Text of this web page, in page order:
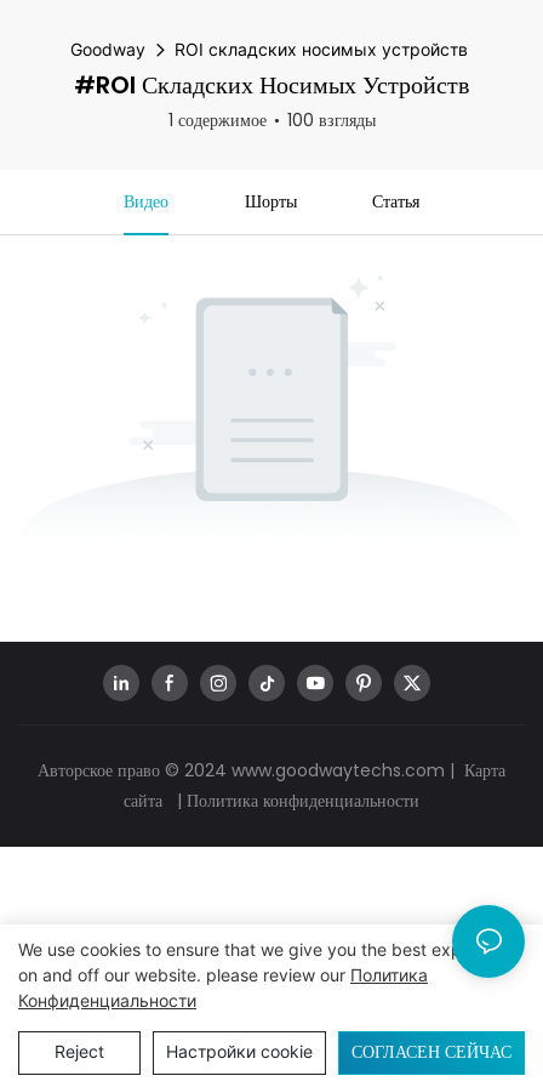
Goodway ROI складских носимых устройств
#ROI Складских Носимых Устройств
1 содержимое 100 взгляды
Видео Шорты Статья
Авторское право © 2024 www.goodwaytechs.com | Карта
сайта
| Политика конфиденциальности
We use cookies to ensure that we give you the best experience
on and off our website. please review our Политика
Конфиденциальности
Reject Настройки cookie СОГЛАСЕН СЕЙЧАС